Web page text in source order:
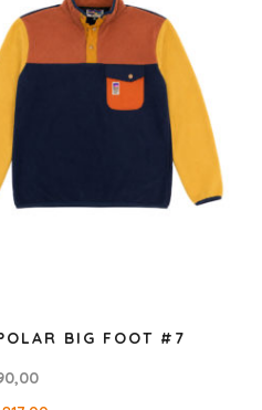
BIG FOOT #7